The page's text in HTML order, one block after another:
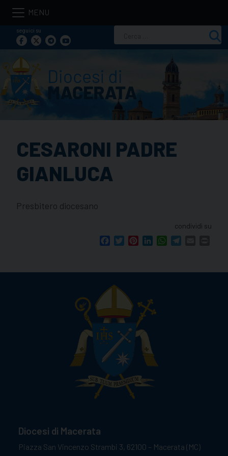
Skip
contentseguici su
per:
CESARONI PADRE
GIANLUCA
Presbitero diocesano
condividi su
FacebookTwitterPinterestLinkedInWhatsApp
Diocesi di Macerata
Piazza San Vincenzo Strambi 3, 62100 – Macerata (MC)